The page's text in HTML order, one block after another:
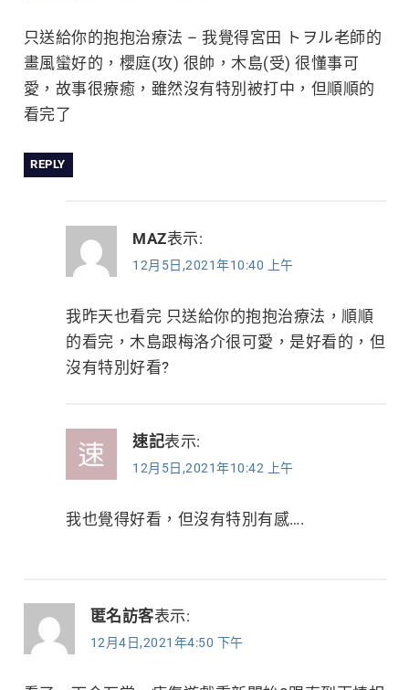
只送給你的抱抱治療法 – 我覺得宮田 トヲル老師的
畫風蠻好的，櫻庭(攻) 很帥，木島(受) 很懂事可
愛，故事很療癒，雖然沒有特別被打中，但順順的
看完了
REPLY
MAZ表示:
12月5日,2021年10:40 上午
我昨天也看完 只送給你的抱抱治療法，順順
的看完，木島跟梅洛介很可愛，是好看的，但
沒有特別好看?
速記表示:
12月5日,2021年10:42 上午
我也覺得好看，但沒有特別有感….
匿名訪客表示:
12月4日,2021年4:50 下午